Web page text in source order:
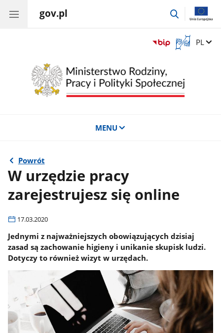
gov.pl
przejdź
Otwórz
okno
języka
migowego
Zmień
PL
MENU
Powrót
W urzędzie pracy
zarejestrujesz się online
17.03.2020
Jednymi z najważniejszych obowiązujących dzisiaj
zasad są zachowanie higieny i unikanie skupisk ludzi.
Dotyczy to również wizyt w urzędach.